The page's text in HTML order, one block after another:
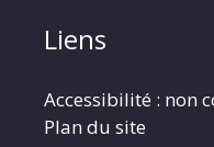
Liens
Accessibilité : non
Plan du site